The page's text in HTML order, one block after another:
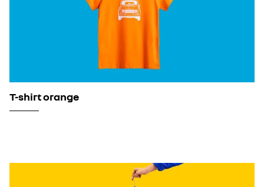
T-shirt orange